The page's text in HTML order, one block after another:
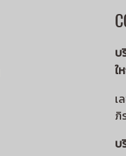
บ
ใ
เ
ภิ
บ